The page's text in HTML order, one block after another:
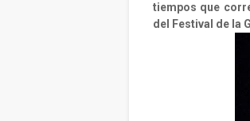
tiempos que
del Festival de la